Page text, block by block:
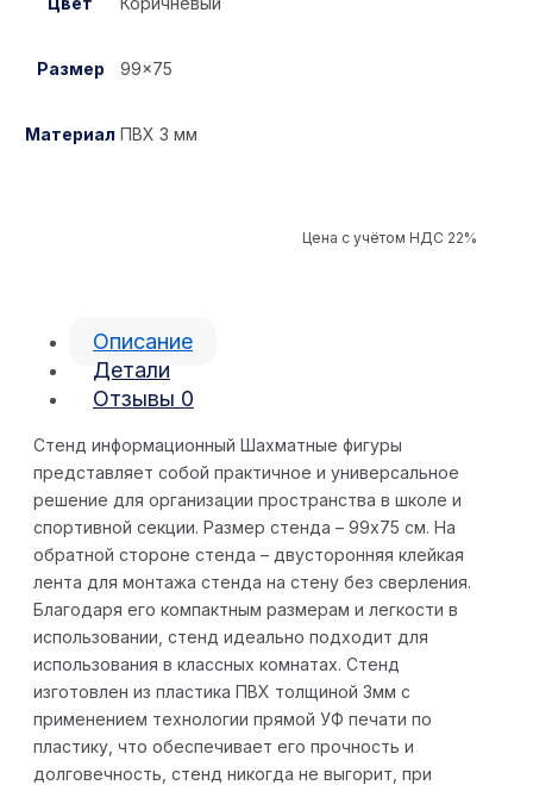
Размер 99×75
Материал ПВХ 3 мм
Цена с учётом НДС 22%
Описание
Детали
Отзывы 0
Стенд информационный Шахматные фигуры
представляет собой практичное и универсальное
решение для организации пространства в школе и
спортивной секции. Размер стенда – 99х75 см. На
обратной стороне стенда – двусторонняя клейкая
лента для монтажа стенда на стену без сверления.
Благодаря его компактным размерам и легкости в
использовании, стенд идеально подходит для
использования в классных комнатах. Стенд
изготовлен из пластика ПВХ толщиной 3мм с
применением технологии прямой УФ печати по
пластику, что обеспечивает его прочность и
долговечность, стенд никогда не выгорит, при